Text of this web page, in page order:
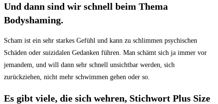
Und dann sind wir schnell beim Thema
Bodyshaming.
Scham ist ein sehr starkes Gefühl und kann zu schlimmen psychischen
Schäden oder suizidalen Gedanken führen. Man schämt sich ja immer vor
jemandem, und will dann sehr schnell unsichtbar werden, sich
zurückziehen, nicht mehr schwimmen gehen oder so.
Es gibt viele, die sich wehren, Stichwort Plus Size